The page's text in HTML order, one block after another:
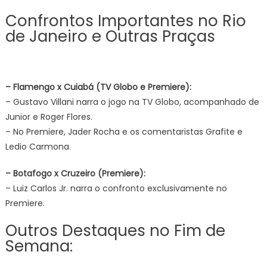
Confrontos Importantes no Rio
de Janeiro e Outras Praças
– Flamengo x Cuiabá (TV Globo e Premiere):
– Gustavo Villani narra o jogo na TV Globo, acompanhado de
Junior e Roger Flores.
– No Premiere, Jader Rocha e os comentaristas Grafite e
Ledio Carmona.
– Botafogo x Cruzeiro (Premiere):
– Luiz Carlos Jr. narra o confronto exclusivamente no
Premiere.
Outros Destaques no Fim de
Semana: